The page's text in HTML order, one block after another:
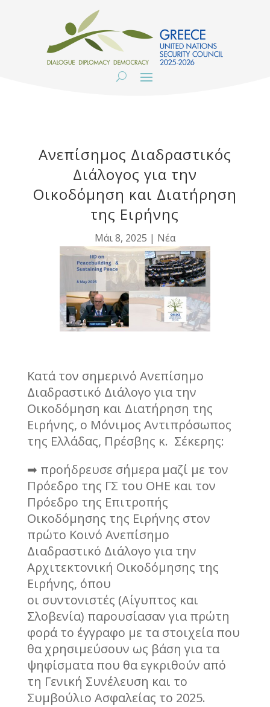
Ανεπίσημος Διαδραστικός
Διάλογος για την
Οικοδόμηση και Διατήρηση
της Ειρήνης
Μάι 8, 2025 | Νέα
Κατά τον σημερινό Ανεπίσημο
Διαδραστικό Διάλογο για την
Οικοδόμηση και Διατήρηση της
Ειρήνης, ο Μόνιμος Αντιπρόσωπος
της Ελλάδας, Πρέσβης κ. Σέκερης:
➡ προήδρευσε σήμερα μαζί με τον
Πρόεδρο της ΓΣ του ΟΗΕ και τον
Πρόεδρο της Επιτροπής
Οικοδόμησης της Ειρήνης στον
πρώτο Κοινό Ανεπίσημο
Διαδραστικό Διάλογο για την
Αρχιτεκτονική Οικοδόμησης της
Ειρήνης, όπου
οι συντονιστές (Αίγυπτος και
Σλοβενία) παρουσίασαν για πρώτη
φορά το έγγραφο με τα στοιχεία που
θα χρησιμεύσουν ως βάση για τα
ψηφίσματα που θα εγκριθούν από
τη Γενική Συνέλευση και το
Συμβούλιο Ασφαλείας το 2025.